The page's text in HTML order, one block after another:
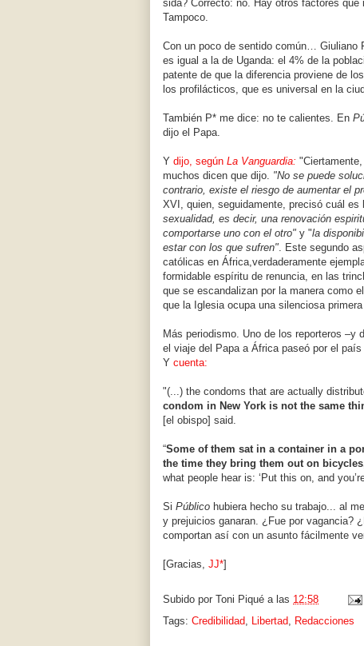
sida? Correcto: no. Hay otros factores
Tampoco.
Con un poco de sentido común… Giuliano
es igual a la de Uganda: el 4% de la
patente de que la diferencia proviene de
los profilácticos, que es universal en la
También P* me dice: no te calientes. En
dijo el Papa.
Y dijo, según La Vanguardia:
muchos dicen que dijo. "No se puede
contrario, existe el riesgo de aumentar el
XVI, quien, seguidamente, precisó cuál
sexualidad, es decir, una renovación
comportarse uno con el otro" y "la
estar con los que sufren". Este segundo
católicas en África,verdaderamente
formidable espíritu de renuncia, en las
que se escandalizan por la manera como
que la Iglesia ocupa una silenciosa
Más periodismo. Uno de los reporteros –y
el viaje del Papa a África paseó por el
Y cuenta:
"(...) the condoms that are actually
condom in New York is not the same
[el obispo] said.
“Some of them sat in a container in a
the time they bring them out on
what people hear is: ‘Put this on, and
Si Público hubiera hecho su trabajo... al
y prejuicios ganaran. ¿Fue por vagancia?
comportan así con un asunto fácilmente
[Gracias, JJ*]
Subido por Toni Piqué a las 12:58
Tags: Credibilidad, Libertad, Redacciones